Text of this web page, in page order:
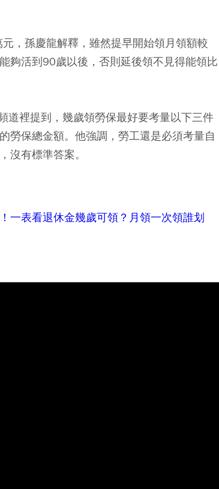
，孫慶龍解釋，雖然提早開始領月領額較
夠活到90歲以後，否則延後領不見得能領比
道裡提到，幾歲領勞保最好要考量以下三件
勞保總金額。他強調，勞工還是必須考量自
沒有標準答案。
一表看退休金幾歲可領？月領一次領誰划